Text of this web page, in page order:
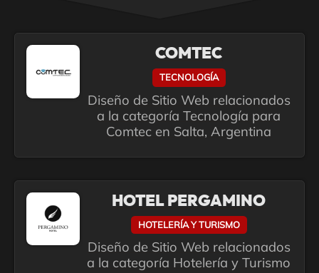
COMTEC
TECNOLOGÍA
Diseño de Sitio Web relacionados
a la categoría Tecnología para
Comtec en Salta, Argentina
HOTEL PERGAMINO
HOTELERÍA Y TURISMO
Diseño de Sitio Web relacionados
a la categoría Hotelería y Turismo